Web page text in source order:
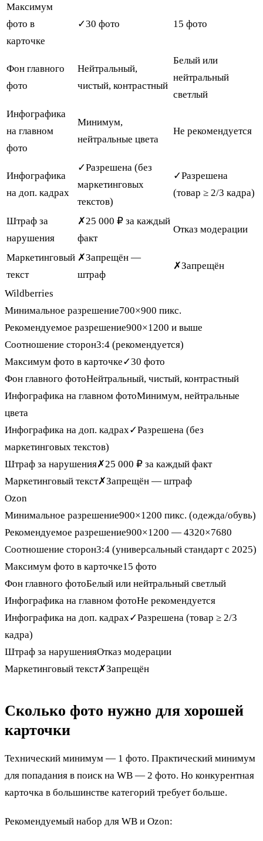
Максимум
фото в
карточке
✓30 фото 15 фото
Фон главного
фото
Нейтральный,
чистый, контрастный
Белый или
нейтральный
светлый
Инфографика
на главном
фото
Минимум,
нейтральные цвета
Не рекомендуется
Инфографика
на доп. кадрах
✓Разрешена (без
маркетинговых
текстов)
✓Разрешена
(товар ≥ 2/3 кадра)
Штраф за
нарушения
✗25 000 ₽ за каждый
факт
Отказ модерации
Маркетинговый
текст
✗Запрещён —
штраф
✗Запрещён
Wildberries
Минимальное разрешение700×900 пикс.
Рекомендуемое разрешение900×1200 и выше
Соотношение сторон3:4 (рекомендуется)
Максимум фото в карточке✓30 фото
Фон главного фотоНейтральный, чистый, контрастный
Инфографика на главном фотоМинимум, нейтральные
цвета
Инфографика на доп. кадрах✓Разрешена (без
маркетинговых текстов)
Штраф за нарушения✗25 000 ₽ за каждый факт
Маркетинговый текст✗Запрещён — штраф
Ozon
Минимальное разрешение900×1200 пикс. (одежда/обувь)
Рекомендуемое разрешение900×1200 — 4320×7680
Соотношение сторон3:4 (универсальный стандарт с 2025)
Максимум фото в карточке15 фото
Фон главного фотоБелый или нейтральный светлый
Инфографика на главном фотоНе рекомендуется
Инфографика на доп. кадрах✓Разрешена (товар ≥ 2/3
кадра)
Штраф за нарушенияОтказ модерации
Маркетинговый текст✗Запрещён
Сколько фото нужно для хорошей
карточки
Технический минимум — 1 фото. Практический минимум
для попадания в поиск на WB — 2 фото. Но конкурентная
карточка в большинстве категорий требует больше.
Рекомендуемый набор для WB и Ozon: